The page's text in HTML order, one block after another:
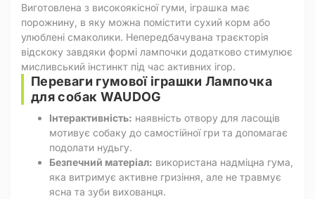
Виготовлена з високоякісної гуми, іграшка має
порожнину, в яку можна помістити сухий корм або
улюблені смаколики. Непередбачувана траєкторія
відскоку завдяки формі лампочки додатково стимулює
мисливський інстинкт під час активних ігор.
Переваги гумової іграшки Лампочка
для собак WAUDOG
Інтерактивність: наявність отвору для ласощів
мотивує собаку до самостійної гри та допомагає
подолати нудьгу.
Безпечний матеріал: використана надміцна гума,
яка витримує активне гризіння, але не травмує
ясна та зуби вихованця.